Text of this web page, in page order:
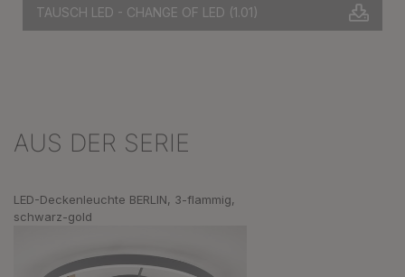
TAUSCH LED - CHANGE OF LED (1.01)
Produktgalerie überspringen
AUS DER SERIE
LED-Deckenleuchte BERLIN, 3-flammig,
schwarz-gold